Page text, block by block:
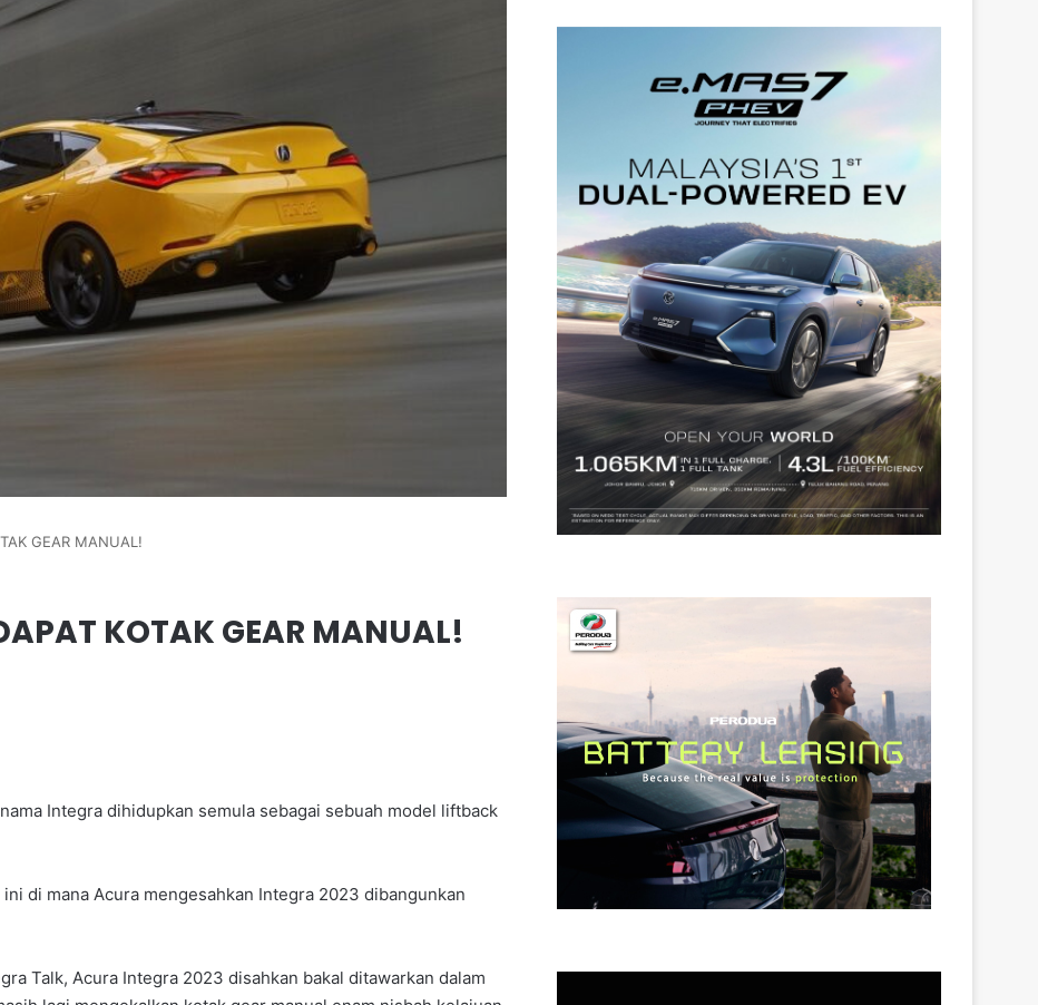
GEAR MANUAL!
KOTAK GEAR MANUAL!
Integra dihidupkan semula sebagai sebuah model liftback
di mana Acura mengesahkan Integra 2023 dibangunkan
Talk, Acura Integra 2023 disahkan bakal ditawarkan dalam